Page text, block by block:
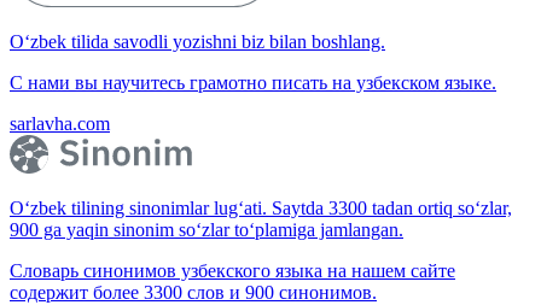
O‘zbek tilida savodli yozishni biz bilan boshlang.
С нами вы научитесь грамотно писать на узбекском языке.
sarlavha.com
O‘zbek tilining sinonimlar lug‘ati. Saytda 3300 tadan ortiq so‘zlar,
900 ga yaqin sinonim so‘zlar to‘plamiga jamlangan.
Словарь синонимов узбекского языка на нашем сайте
содержит более 3300 слов и 900 синонимов.